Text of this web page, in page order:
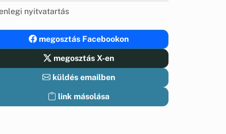
nyitvatartás
megosztás Facebookon
megosztás X-en
küldés emailben
link másolása